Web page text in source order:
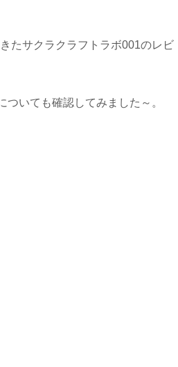
たサクラクラフトラボ001のレビ
いても確認してみました～。